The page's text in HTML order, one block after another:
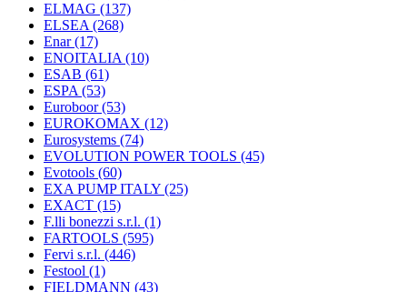
ELMAG (137)
ELSEA (268)
Enar(17)
ENOITALIA (10)
ESAB (61)
ESPA (53)
Euroboor(53)
EUROKOMAX (12)
Eurosystems (74)
EVOLUTION POWER TOOLS (45)
Evotools (60)
EXA PUMP ITALY (25)
EXACT (15)
F.lli bonezzi s.r.l. (1)
FARTOOLS (595)
Fervi s.r.l. (446)
Festool (1)
FIELDMANN (43)